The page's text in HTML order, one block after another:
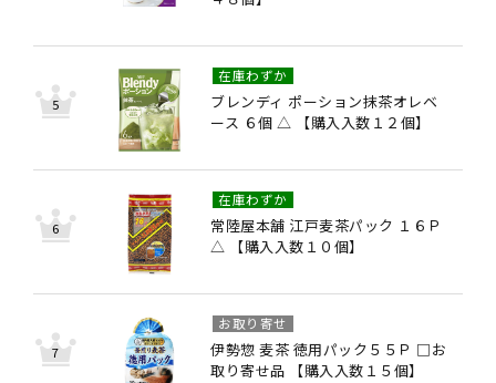
ブレンディ ポーション抹茶オレベ
ース ６個 △ 【購入入数１２個】
在庫わずか
常陸屋本舗 江戸麦茶パック １６Ｐ
△ 【購入入数１０個】
在庫わずか
伊勢惣 麦茶 徳用パック５５Ｐ □お
取り寄せ品 【購入入数１５個】
お取り寄せ